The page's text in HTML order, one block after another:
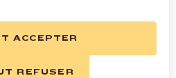
ACCEPTER
REFUSER